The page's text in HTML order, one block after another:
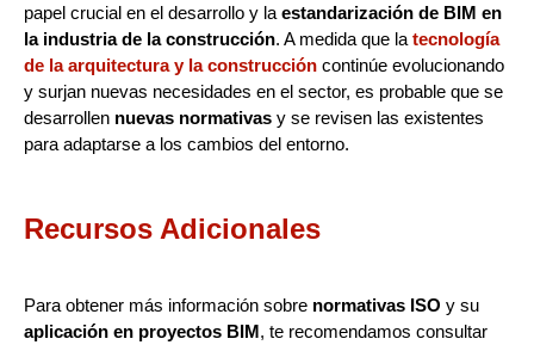
papel crucial en el desarrollo y la estandarización de BIM en
la industria de la construcción. A medida que la tecnología
de la arquitectura y la construcción continúe evolucionando
y surjan nuevas necesidades en el sector, es probable que se
desarrollen nuevas normativas y se revisen las existentes
para adaptarse a los cambios del entorno.
Recursos Adicionales
Para obtener más información sobre normativas ISO y su
aplicación en proyectos BIM, te recomendamos consultar